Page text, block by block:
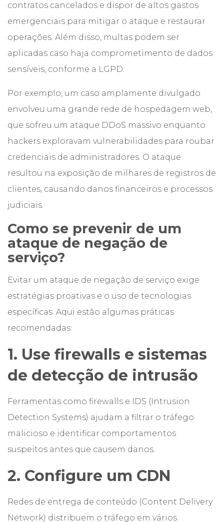
contratos cancelados e dispor de altos gastos
emergenciais para mitigar o ataque e restaurar
operações. Além disso, multas podem ser
aplicadas caso haja comprometimento de dados
sensíveis, conforme a LGPD.
Por exemplo, um caso amplamente divulgado
envolveu uma grande rede de hospedagem web,
que sofreu um ataque DDoS massivo enquanto
hackers exploravam vulnerabilidades para roubar
credenciais de administradores. O ataque
resultou na exposição de milhares de registros de
clientes, causando danos financeiros e processos
judiciais.
Como se prevenir de um
ataque de negação de
serviço?
Evitar um ataque de negação de serviço exige
estratégias proativas e o uso de tecnologias
específicas. Aqui estão algumas práticas
recomendadas:
1. Use firewalls e sistemas
de detecção de intrusão
Ferramentas como firewalls e IDS (Intrusion
Detection Systems) ajudam a filtrar o tráfego
malicioso e identificar comportamentos
suspeitos antes que causem danos.
2. Configure um CDN
Redes de entrega de conteúdo (Content Delivery
Network) distribuem o tráfego em vários